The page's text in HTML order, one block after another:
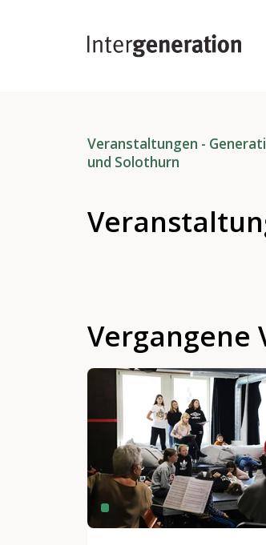
Veranstaltungen -
und Solothurn
Vergangene